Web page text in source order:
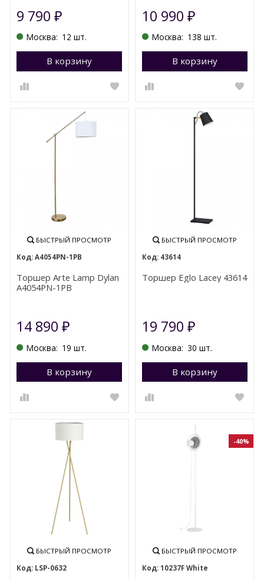
9 790₽
Москва: 12 шт.
В корзину Перейти в корзину
10 990 ₽
Москва: 138 шт.
В корзину
БЫСТРЫЙ ПРОСМОТР
A4054PN-1PB
Торшер Arte Lamp Dylan
A4054PN-1PB
14 890₽
Москва: 19 шт.
В корзину Перейти в корзину
БЫСТРЫЙ ПРОСМОТР
43614
Торшер Eglo Lacey 43614
19 790 ₽
Москва: 30 шт.
В корзину
БЫСТРЫЙ ПРОСМОТР
LSP-0632
-40%
БЫСТРЫЙ ПРОСМОТР
10237F White